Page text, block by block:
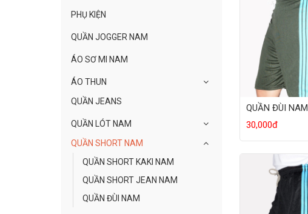
PHỤ KIỆN
QUẦN JOGGER NAM
ÁO SƠ MI NAM
ÁO THUN
QUẦN JEANS
QUẦN LÓT NAM
QUẦN SHORT NAM
QUẦN SHORT KAKI NAM
QUẦN SHORT JEAN NAM
QUẦN ĐÙI NAM
30,000đ